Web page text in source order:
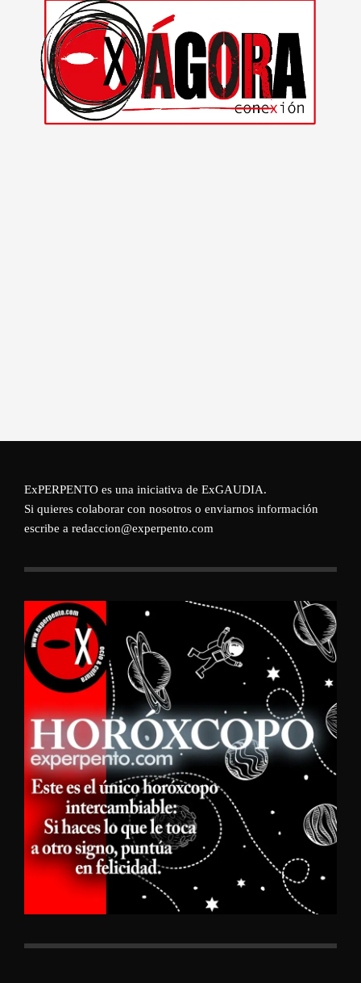
ExPERPENTO es una iniciativa de ExGAUDIA.
Si quieres colaborar con nosotros o enviarnos información
escribe a redaccion@experpento.com